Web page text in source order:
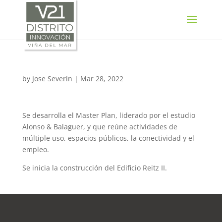
by Jose Severin | Mar 28, 2022
Se desarrolla el Master Plan, liderado por el estudio
Alonso & Balaguer, y que reúne actividades de
múltiple uso, espacios públicos, la conectividad y el
empleo.
Se inicia la construcción del Edificio Reitz II.
SELECT LANGUAGE ▼